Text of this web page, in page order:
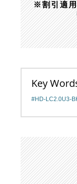
※割引適
Key
HD-LC2.0U3-